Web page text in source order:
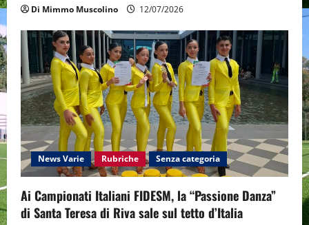
Di Mimmo Muscolino 12/07/2026
News Varie Rubriche Senza categoria
Ai Campionati Italiani FIDESM, la “Passione Danza”
di Santa Teresa di Riva sale sul tetto d’Italia